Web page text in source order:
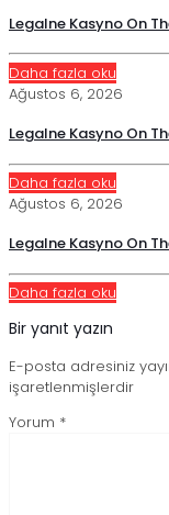
Legalne Kasyno On
Daha fazla oku
Ağustos 6, 2026
Legalne Kasyno On
Daha fazla oku
Ağustos 6, 2026
Legalne Kasyno On
Daha fazla oku
Bir yanıt yazın
E-posta adresiniz
işaretlenmişlerdir
Yorum *